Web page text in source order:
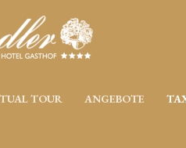
TOUR ANGEBOTE